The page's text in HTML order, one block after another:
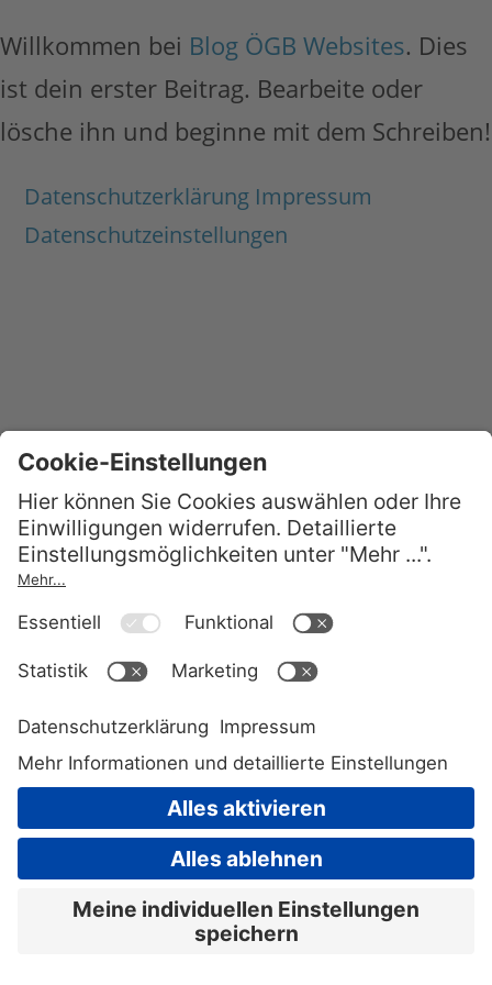
Willkommen bei Blog ÖGB Websites. Dies
ist dein erster Beitrag. Bearbeite oder
lösche ihn und beginne mit dem Schreiben!
Datenschutzerklärung Impressum
Datenschutzeinstellungen